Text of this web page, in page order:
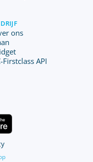
ons
Firstclass API